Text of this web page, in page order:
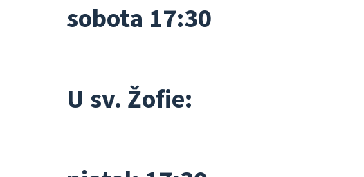
sobota 17:30
U sv. Žofie: